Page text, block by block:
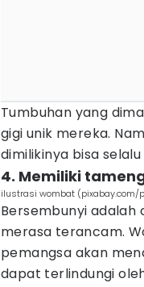
Tumbuhan yang
gigi unik mereka.
dimilikinya bisa
4. Memiliki
ilustrasi wombat (pixabay.com/
Bersembunyi adalah
merasa terancam.
pemangsa akan
dapat terlindungi